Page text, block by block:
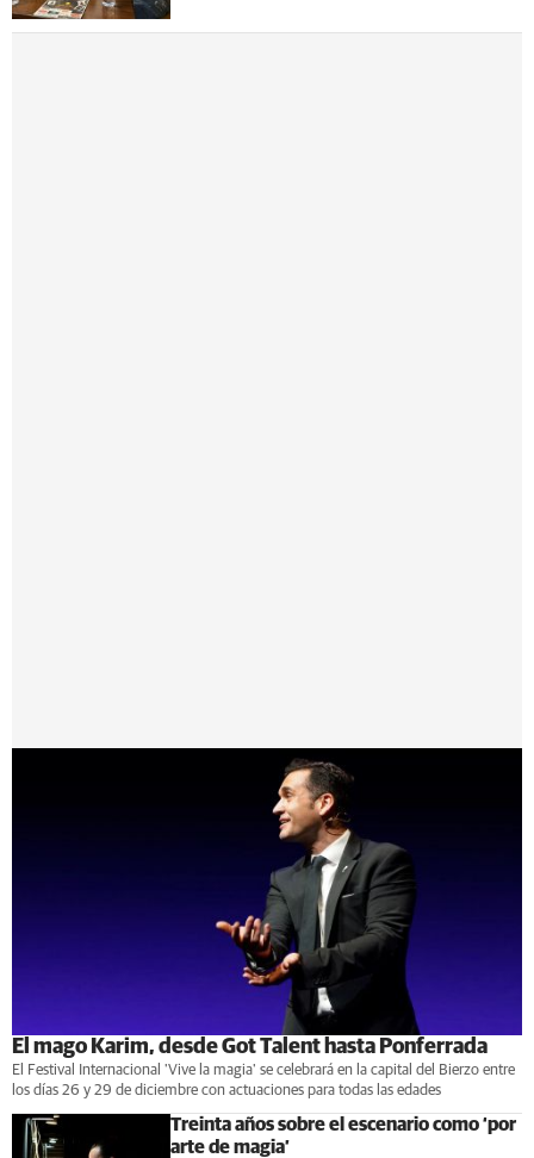
El mago Karim, desde Got Talent hasta Ponferrada
El Festival Internacional 'Vive la magia' se celebrará en la capital del Bierzo entre
los días 26 y 29 de diciembre con actuaciones para todas las edades
Treinta años sobre el escenario como ‘por
arte de magia’